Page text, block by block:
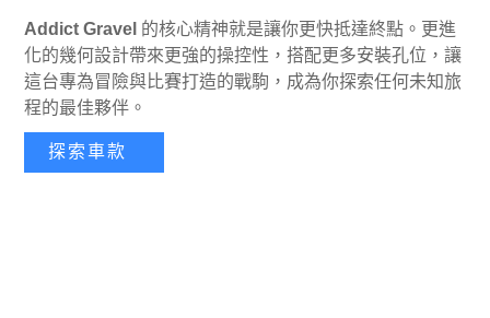
Addict Gravel 的核心精神就是讓你更快抵達終點。更進
化的幾何設計帶來更強的操控性，搭配更多安裝孔位，讓
這台專為冒險與比賽打造的戰駒，成為你探索任何未知旅
程的最佳夥伴。
探索車款